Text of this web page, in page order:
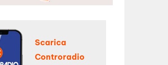
Scarica
Controradio